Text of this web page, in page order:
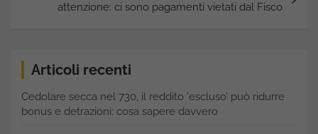
attenzione: ci sono pagamenti vietati dal Fisco
Articoli recenti
Cedolare secca nel 730, il reddito ‘escluso’ può ridurre
bonus e detrazioni: cosa sapere davvero